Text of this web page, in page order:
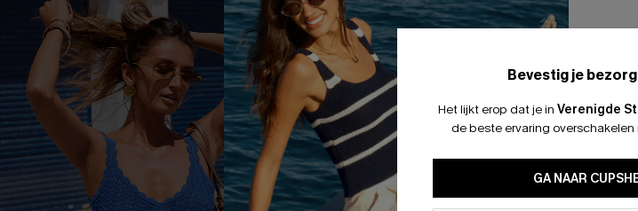
Bevestig je
Het lijkt erop dat je in Verenigde
de beste ervaring overschakelen
GA NAAR